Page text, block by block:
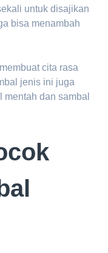
untuk disajikan
bisa menambah
cita rasa
jenis ini juga
dan sambal